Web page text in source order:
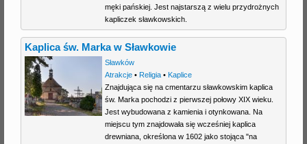
męki pańskiej. Jest najstarszą z wielu przydrożnych
kapliczek sławkowskich.
Kaplica św. Marka w Sławkowie
Sławków
Atrakcje• Religia• Kaplice
Znajdująca się na cmentarzu sławkowskim kaplica
św. Marka pochodzi z pierwszej połowy XIX wieku.
Jest wybudowana z kamienia i otynkowana. Na
miejscu tym znajdowała się wcześniej kaplica
drewniana, określona w 1602 jako stojąca "na